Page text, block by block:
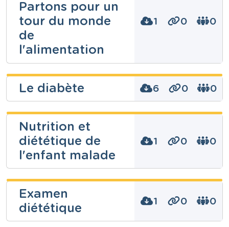
Partons pour un
tour du monde
de
l'alimentation
1 0 0
Niveau
Fondamental
Cours
Français
Année
2 années
Tags
alimentation, inégalités, JDE, malnutrition, produits
chimiques
Le diabète 6 0 0
enzo cuzzucoli
Niveau
Secondaire
Cuisine et salle
Année
3 années
Tags
corps humain, diabète, hygiène, maladie,
Nutrition et
diététique de
l'enfant malade
1 0 0
enzo cuzzucoli
Niveau
Examen
diététique
1 0 0